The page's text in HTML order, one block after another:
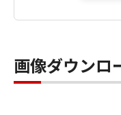
画像ダウンロ